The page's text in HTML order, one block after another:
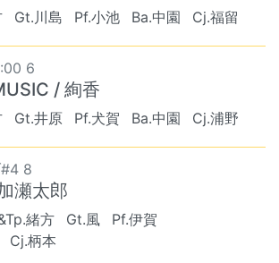
Gt.川島 Pf.小池 Ba.中園 Cj.福留
6
/ 絢香
Gt.井原 Pf.犬賀 Ba.中園 Cj.浦野
8
瀬太郎
緒方 Gt.風
Pf.伊賀
Cj.柄本